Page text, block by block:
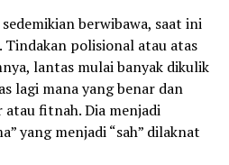
berwibawa, saat ini
polisional atau atas
lantas mulai banyak dikulik
lagi mana yang benar dan
atau fitnah. Dia menjadi
yang menjadi “sah” dilaknat